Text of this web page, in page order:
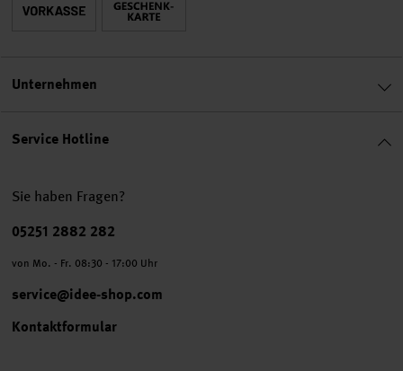
Service Hotline
Sie haben Fragen?
Telefonnummer
05251 2882 282
von Mo. - Fr. 08:30 - 17:00 Uhr
service@idee-shop.com
Kontaktformular
Unternehmen